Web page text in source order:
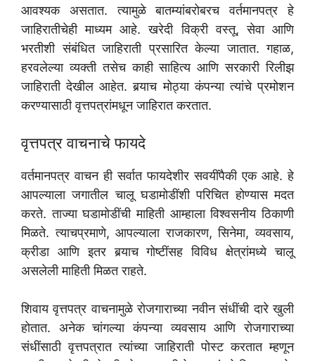
आवश्यक असतात. त्यामुळे बातम्यांबरोबरच वर्तमानपत्र हे
जाहिरातीचेही माध्यम आहे. खरेदी विक्री वस्तू, सेवा आणि
भरतीशी संबंधित जाहिराती प्रसारित केल्या जातात. गहाळ,
हरवलेल्या व्यक्ती तसेच काही साहित्य आणि सरकारी रिलीझ
जाहिराती देखील आहेत. बर्‍याच मोठ्या कंपन्या त्यांचे प्रमोशन
करण्यासाठी वृत्तपत्रांमधून जाहिरात करतात.
वृत्तपत्र वाचनाचे फायदे
वर्तमानपत्र वाचन ही सर्वात फायदेशीर सवयींपैकी एक आहे. हे
आपल्याला जगातील चालू घडामोडींशी परिचित होण्यास मदत
करते. ताज्या घडामोडींची माहिती आम्हाला विश्वसनीय ठिकाणी
मिळते. त्याचप्रमाणे, आपल्याला राजकारण, सिनेमा, व्यवसाय,
क्रीडा आणि इतर बर्‍याच गोष्टींसह विविध क्षेत्रांमध्ये चालू
असलेली माहिती मिळत राहते.
शिवाय वृत्तपत्र वाचनामुळे रोजगाराच्या नवीन संधींची दारे खुली
होतात. अनेक चांगल्या कंपन्या व्यवसाय आणि रोजगाराच्या
संधींसाठी वृत्तपत्रात त्यांच्या जाहिराती पोस्ट करतात म्हणून